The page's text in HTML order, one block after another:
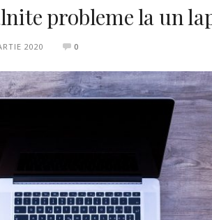
probleme la un
2020 0